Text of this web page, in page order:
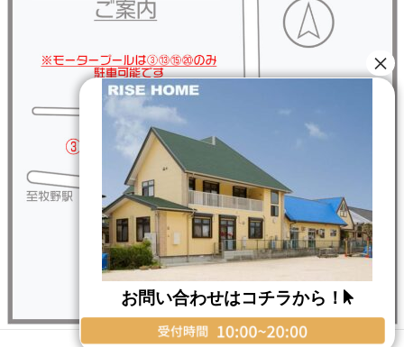
Copyright © RISE HOME All Rights Reserved.
お問い合わせはコチラから！